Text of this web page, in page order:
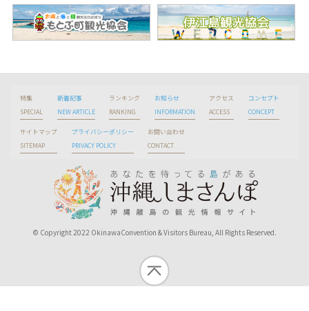
特集
SPECIAL
新着記事
NEW ARTICLE
ランキング
RANKING
お知らせ
INFORMATION
アクセス
ACCESS
コンセプト
CONCEPT
サイトマップ
SITEMAP
プライバシーポリシー
PRIVACY POLICY
お問い合わせ
CONTACT
© Copyright 2022 OkinawaConvention & Visitors Bureau, All Rights Reserved.